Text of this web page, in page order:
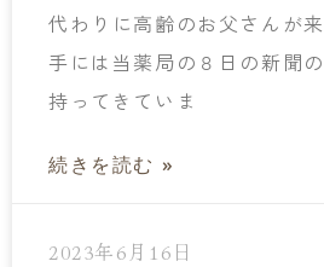
代わりに高齢のお父さんが
手には当薬局の８日の新聞
持ってきていま
続きを読む »
2023年6月16日